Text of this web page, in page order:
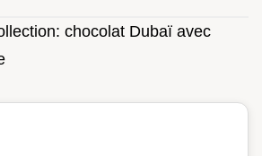
chocolat Dubaï avec